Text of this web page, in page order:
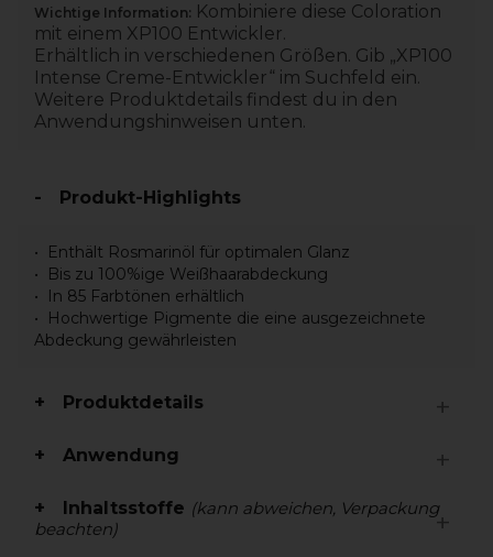
Wichtige Information: Kombiniere diese Coloration
mit einem XP100 Entwickler.
Erhältlich in verschiedenen Größen. Gib „XP100
Intense Creme-Entwickler“ im Suchfeld ein.
Weitere Produktdetails findest du in den
Anwendungshinweisen unten.
Produkt-Highlights
Enthält Rosmarinöl für optimalen Glanz
Bis zu 100%ige Weißhaarabdeckung
In 85 Farbtönen erhältlich
Hochwertige Pigmente die eine ausgezeichnete
Abdeckung gewährleisten
Produktdetails
Anwendung
Inhaltsstoffe (kann abweichen, Verpackung
beachten)